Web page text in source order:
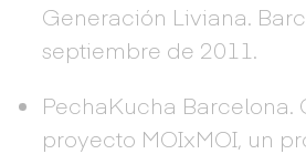
Generación Liviana.
septiembre de 2011.
PechaKucha Barcelona.
proyecto MOIxMOI, un